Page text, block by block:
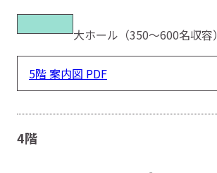
大ホール（350〜600名収容）
5階 案内図 PDF
4階